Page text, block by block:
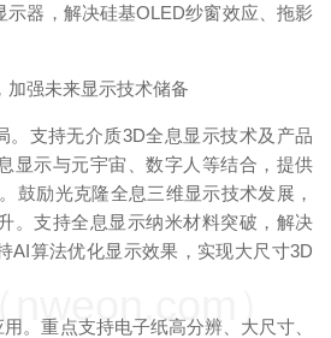
示器，解决硅基OLED纱窗效应、拖影
加强未来显示技术储备
。支持无介质3D全息显示技术及产品
显示与元宇宙、数字人等结合，提供
鼓励光克隆全息三维显示技术发展，
。支持全息显示纳米材料突破，解决
AI算法优化显示效果，实现大尺寸3D
。重点支持电子纸高分辨、大尺寸、
）